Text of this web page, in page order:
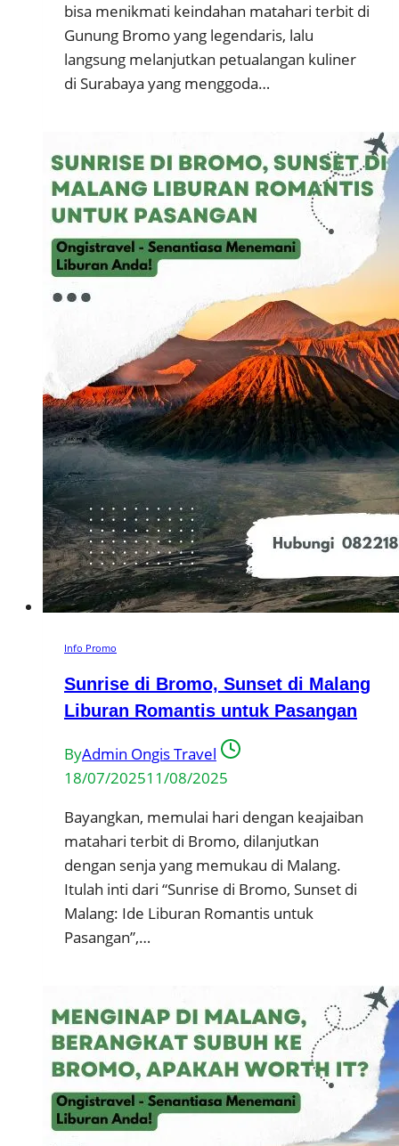
bisa menikmati keindahan matahari terbit di
Gunung Bromo yang legendaris, lalu
langsung melanjutkan petualangan kuliner
di Surabaya yang menggoda…
Info Promo
Sunrise di Bromo, Sunset di Malang
Liburan Romantis untuk Pasangan
ByAdmin Ongis Travel
18/07/202511/08/2025
Bayangkan, memulai hari dengan keajaiban
matahari terbit di Bromo, dilanjutkan
dengan senja yang memukau di Malang.
Itulah inti dari “Sunrise di Bromo, Sunset di
Malang: Ide Liburan Romantis untuk
Pasangan”,…